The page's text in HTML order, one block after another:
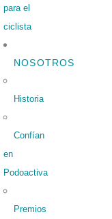
para el
ciclista
NOSOTROS
Historia
Confían
en
Podoactiva
Premios